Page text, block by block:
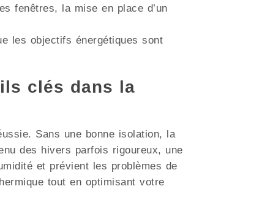
fenêtres, la mise en place d’un
les objectifs énergétiques sont
clés dans la
Sans une bonne isolation, la
des hivers parfois rigoureux, une
et prévient les problèmes de
tout en optimisant votre